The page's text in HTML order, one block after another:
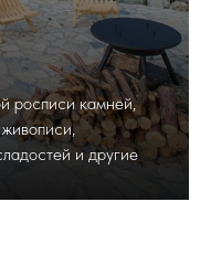
росписи камней,
и другие